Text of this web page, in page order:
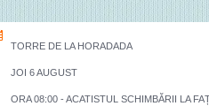
TORRE DE LA HORADADA
JOI 6 AUGUST
ORA 08:00 - ACATISTUL SCHIMBĂRII LA